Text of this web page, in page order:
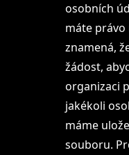
osobních
máte právo
znamená,
žádost,
organizaci
jakékoli
máme
souboru.